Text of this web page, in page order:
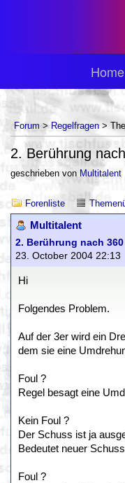
Home
Forum > Regelfragen >
2. Berührung
geschrieben von Multitalent
Forenliste
Multitalent
2. Berührung nach
23. October 2004 22:13
Hi
Folgendes Problem.
Auf der 3er wird ein
dem sie eine
Foul ?
Regel besagt eine
Kein Foul ?
Der Schuss ist ja
Bedeutet neuer
Foul ?